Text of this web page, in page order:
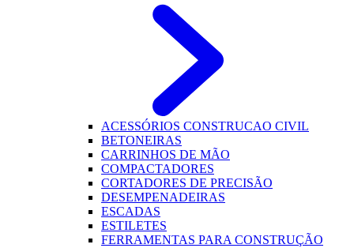
ACESSÓRIOS CONSTRUCAO CIVIL
BETONEIRAS
CARRINHOS DE MÃO
COMPACTADORES
CORTADORES DE PRECISÃO
DESEMPENADEIRAS
ESCADAS
ESTILETES
FERRAMENTAS PARA CONSTRUÇÃO